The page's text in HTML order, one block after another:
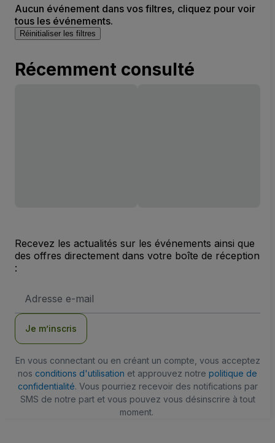
Aucun événement dans vos filtres, cliquez pour voir
tous les événements.
Réinitialiser les filtres
Récemment consulté
Recevez les actualités sur les événements ainsi que
des offres directement dans votre boîte de réception
:
e-
Je m’inscris
En vous connectant ou en créant un compte, vous acceptez
nos conditions d'utilisation et approuvez notre politique de
confidentialité. Vous pourriez recevoir des notifications par
SMS de notre part et vous pouvez vous désinscrire à tout
moment.